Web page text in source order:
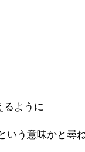
るように
いう意味かと尋